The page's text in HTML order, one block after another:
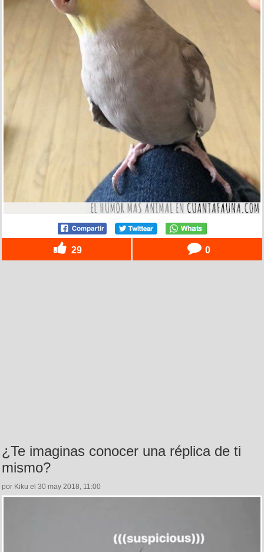
29 0
¿Te imaginas conocer una réplica de ti
mismo?
por Kiku el 30 may 2018, 11:00